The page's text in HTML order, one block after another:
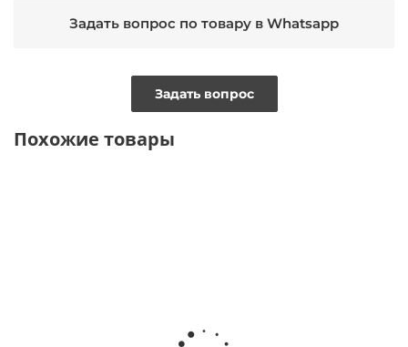
Задать вопрос по товару в Whatsapp
Задать вопрос
Похожие товары